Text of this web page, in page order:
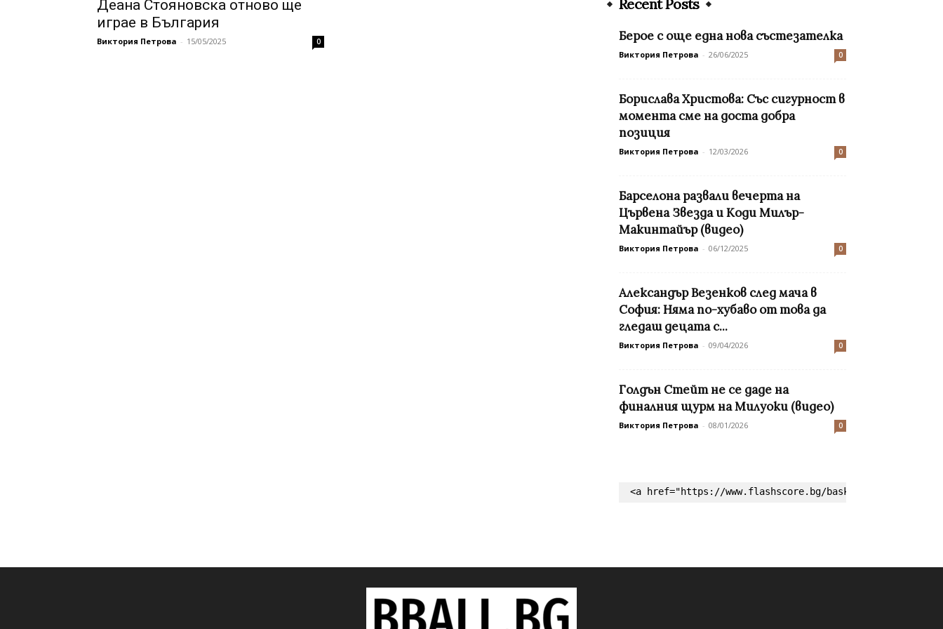
Деана Стояновска отново ще
играе в България
Виктория Петрова - 15/05/2025 0
Recent Posts
Берое с още една нова състезателка
Виктория Петрова - 26/06/2025 0
Борислава Христова: Със сигурност в
момента сме на доста добра
позиция
Виктория Петрова - 12/03/2026 0
Барселона развали вечерта на
Цървена Звезда и Коди Милър-
Макинтайър (видео)
Виктория Петрова - 06/12/2025 0
Александър Везенков след мача в
София: Няма по-хубаво от това да
гледаш децата с...
Виктория Петрова - 09/04/2026 0
Голдън Стейт не се даде на
финалния щурм на Милуоки (видео)
Виктория Петрова - 08/01/2026 0
<a href="https://www.flashscore.bg/basketball/"